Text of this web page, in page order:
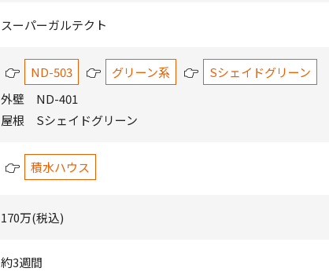
スーパーガルテクト
ND-503 グリーン系
Sシェイドグリーン
外壁 ND-401
屋根 Sシェイドグリーン
積水ハウス
170万(税込)
約3週間